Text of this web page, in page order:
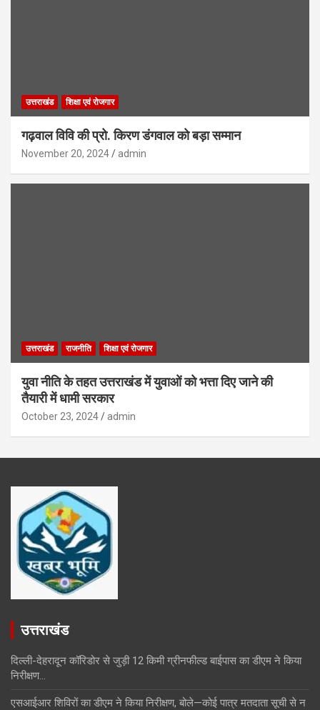
उत्तराखंड शिक्षा एवं रोजगार
गढ़वाल विवि की प्रो. किरण डंगवाल को बड़ा सम्मान
November 20, 2024 admin
उत्तराखंड राजनीति शिक्षा एवं रोजगार
युवा नीति के तहत उत्तराखंड में युवाओं को भत्ता दिए जाने की
तैयारी में धामी सरकार
October 23, 2024 admin
उत्तराखंड
दिल्ली-देहरादून कॉरिडोर से जुड़ी 12 किमी ग्रीनफील्ड बाईपास का डीएम ने किया
निरीक्षण…
एसआईआर शिविरों का डीएम ने किया निरीक्षण, बोले—कोई पात्र मतदाता सूची से न